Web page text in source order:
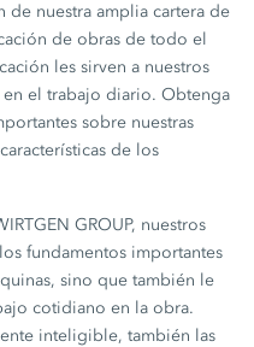
nuestra amplia cartera de
de obras de todo el
les sirven a nuestros
el trabajo diario. Obtenga
sobre nuestras
de los
GROUP, nuestros
fundamentos importantes
sino que también le
cotidiano en la obra.
inteligible, también las